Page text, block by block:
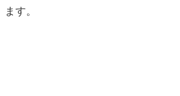
ます。